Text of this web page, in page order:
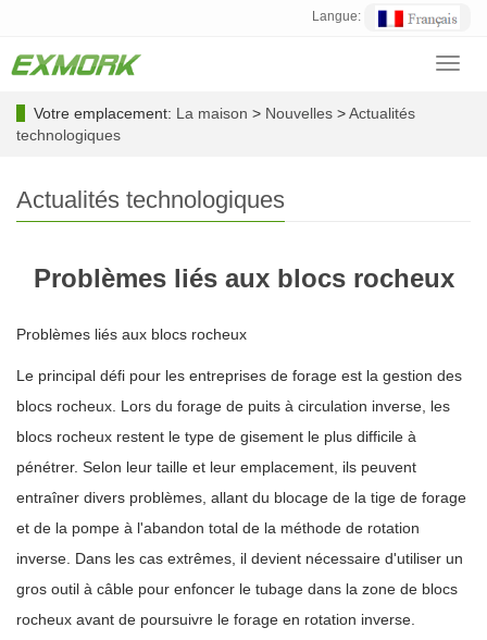
Langue:
Votre emplacement: La maison > Nouvelles >Actualités
technologiques
Actualités technologiques
Problèmes liés aux blocs rocheux
Problèmes liés aux blocs rocheux
Le principal défi pour les entreprises de forage est la gestion des
blocs rocheux. Lors du forage de puits à circulation inverse, les
blocs rocheux restent le type de gisement le plus difficile à
pénétrer. Selon leur taille et leur emplacement, ils peuvent
entraîner divers problèmes, allant du blocage de la tige de forage
et de la pompe à l'abandon total de la méthode de rotation
inverse. Dans les cas extrêmes, il devient nécessaire d'utiliser un
gros outil à câble pour enfoncer le tubage dans la zone de blocs
rocheux avant de poursuivre le forage en rotation inverse.